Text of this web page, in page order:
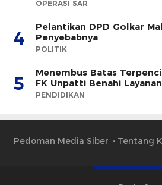
OPERASI SAR
4
Pelantikan DPD Golkar
Penyebabnya
POLITIK
5
Menembus Batas
FK Unpatti Benahi
PENDIDIKAN
Pedoman Media Siber Tentang